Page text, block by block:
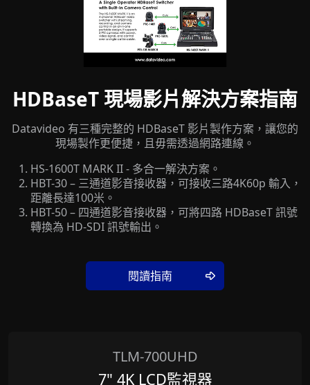
HDBaseT 現場影片解決方案指南
Datavideo 有三種完整的 HDBaseT 影片製作方案，讓您的
現場製作更便捷，且毋需透過網路連線。
HS-1600T MARK II - 多合一解決方案。
HBT-30 – 三通道影音接收器，可接收三路4K60p 輸入，
距離長達100米。
HBT-50 – 四通道影音接收器，可將四路 HDBaseT 訊號
轉換為 HD-SDI 訊號輸出。
閱讀指南
TLM-700UHD
7" 4K LCD監視器